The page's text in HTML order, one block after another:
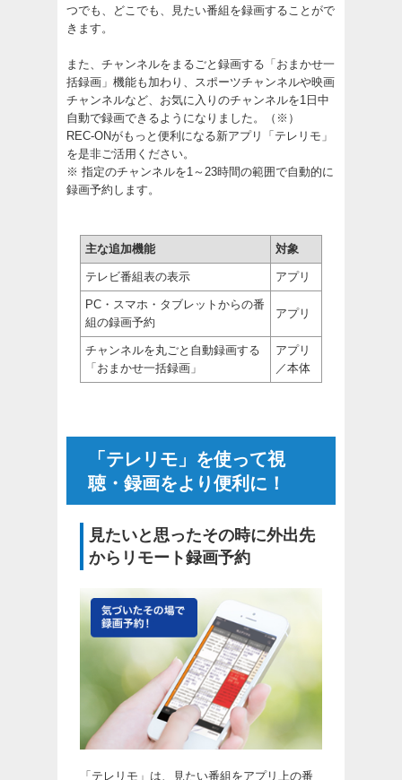
つでも、どこでも、見たい番組を録画することがで
きます。
また、チャンネルをまるごと録画する「おまかせ一
括録画」機能も加わり、スポーツチャンネルや映画
チャンネルなど、お気に入りのチャンネルを1日中
自動で録画できるようになりました。（※）
REC-ONがもっと便利になる新アプリ「テレリモ」
を是非ご活用ください。
※ 指定のチャンネルを1～23時間の範囲で自動的に
録画予約します。
主な追加機能 対象
テレビ番組表の表示 アプリ
PC・スマホ・タブレットからの番
組の録画予約
アプリ
チャンネルを丸ごと自動録画する
「おまかせ一括録画」
アプリ
／本体
「テレリモ」を使って視
聴・録画をより便利に！
見たいと思ったその時に外出先
からリモート録画予約
「テレリモ」は、見たい番組をアプリ上の番